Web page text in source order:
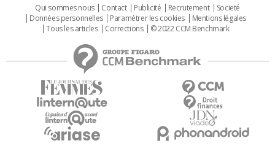
Qui sommes nous Contact Publicité Recrutement
Societé
Données personnelles
Paramétrer les cookies
Mentions légales
Tous les articles
Corrections © 2022 CCM Benchmark